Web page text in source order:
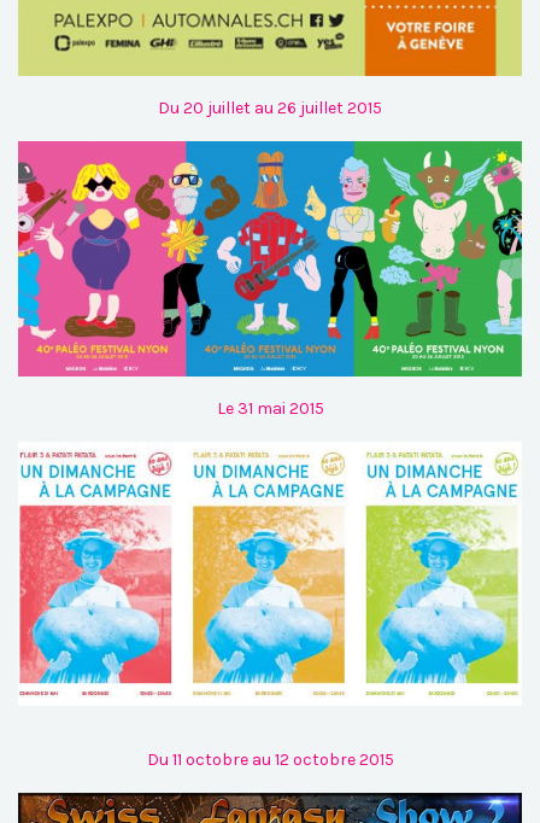
Du 20 juillet au 26 juillet 2015
Le 31 mai 2015
Du 11 octobre au 12 octobre 2015